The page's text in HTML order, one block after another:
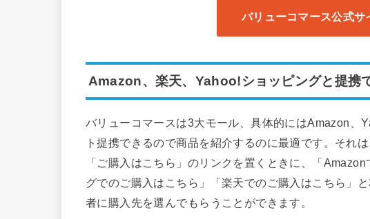
バリューコマース公式サ
Amazon、楽天、Yahoo!ショッピングと提携
バリューコマースは3大モール、具体的にはAmazon、
ト提携できるので商品を紹介するのに最適です。それ
「ご購入はこちら」のリンクを置くときに、「
グでのご購入はこちら」「楽天でのご購入はこちら」
者に購入先を選んでもらうことができます。